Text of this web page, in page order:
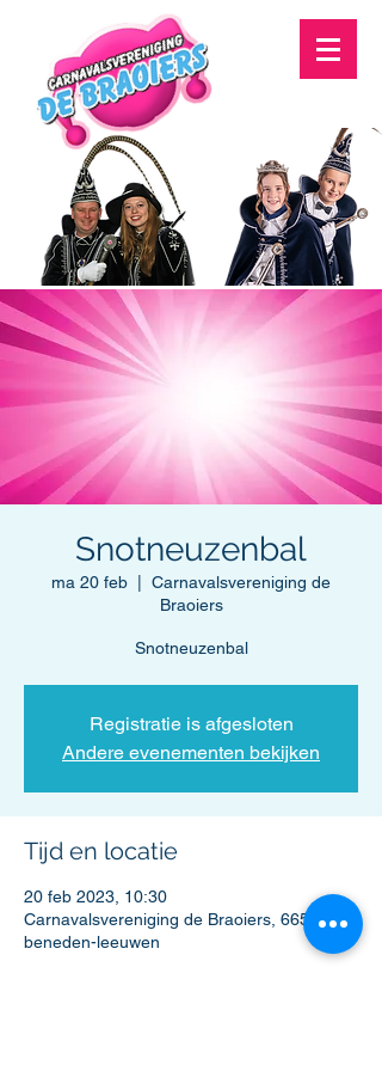
Snotneuzenbal
ma 20 feb
Carnavalsvereniging de
Braoiers
Snotneuzenbal
Registratie is afgesloten
Andere evenementen bekijken
Tijd en locatie
20 feb 2023, 10:30
Carnavalsvereniging de Braoiers, 6658 ZG
beneden-leeuwen